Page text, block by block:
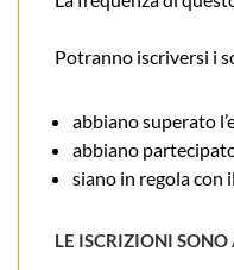
Potranno iscriversi i
abbiano superato
abbiano
siano in regola con
LE ISCRIZIONI SONO